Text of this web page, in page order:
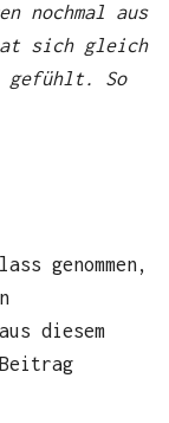
nochmal aus
hat sich gleich
gefühlt. So
genommen,
diesem